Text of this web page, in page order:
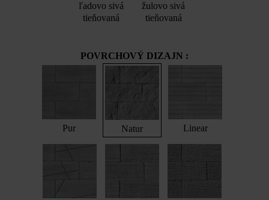
ľadovo sivá
tieňovaná
žulovo sivá
tieňovaná
POVRCHOVÝ DIZAJN :
Pur Natur Linear